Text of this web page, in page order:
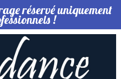
réservé uniquement
!